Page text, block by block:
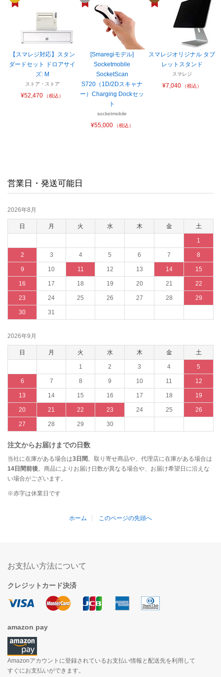
【スマレジ対応】スタン
ダードセット ドロアサイ
ズ: M
ストア・ストア
¥52,470 （税込）
[Smaregiモデル]
Socketmobile
SocketScan
S720（1D/2Dスキャナ
ー）Charging Dockセッ
ト
socketmobile
¥55,000 （税込）
スマレジオリジナル タブ
レットスタンド
スマレジ
¥7,040 （税込）
営業日・発送可能日
2026年8月
日 月 火 水 木 金 土
1
2 3 4 5 6 7 8
9 10 11 12 13 14 15
16 17 18 19 20 21 22
23 24 25 26 27 28 29
30 31
2026年9月
日 月 火 水 木 金 土
1 2 3 4 5
6 7 8 9 10 11 12
13 14 15 16 17 18 19
20 21 22 23 24 25 26
27 28 29 30
注文からお届けまでの日数
当社に在庫がある場合は3日間 。取り寄せ商品や、代理店に在庫がある場合は
14日間前後。商品によりお届け日数が異なる場合や、お届け希望日に沿えな
い場合がございます。
※赤字は休業日です
ホーム このページの先頭へ
お支払い方法について
クレジットカード決済
amazon pay
Amazonアカウントに登録されているお支払い情報と配送先を利用して
すぐにお支払いができます。